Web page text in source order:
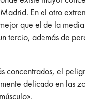
En el otro
que el de la
tercio, además de
concentrados, el
delicado en las